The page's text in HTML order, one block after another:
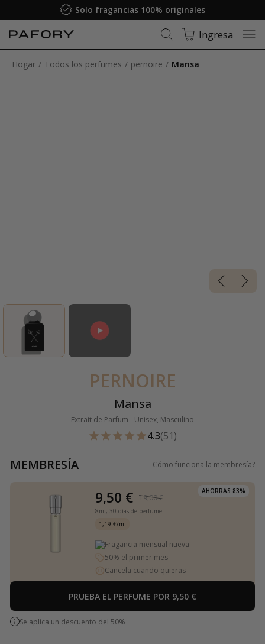
Solo fragancias 100% originales
Ingresa
Hogar Todos los perfumes pernoire Mansa
PERNOIRE
Mansa
Extrait de Parfum - Unisex, Masculino
4.3(51)
MEMBRESÍA Cómo funciona la membresía?
AHORRAS 83%
9,50 € 19,00 €
8ml, 30 días de perfume
1,19 €/ml
Fragancia mensual nueva
50% el primer mes
Cancela cuando quieras
PRUEBA EL PERFUME POR 9,50 €
Se aplica un descuento del 50%